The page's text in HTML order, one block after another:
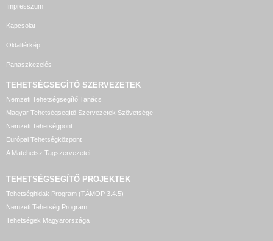
Impresszum
Kapcsolat
Oldaltérkép
Panaszkezelés
TEHETSÉGSEGÍTŐ SZERVEZETEK
Nemzeti Tehetségsegítő Tanács
Magyar Tehetségsegítő Szervezetek Szövetsége
Nemzeti Tehetségpont
Európai Tehetségközpont
A Matehetsz Tagszervezetei
TEHETSÉGSEGÍTŐ PROJEKTEK
Tehetséghidak Program (TÁMOP 3.4.5)
Nemzeti Tehetség Program
Tehetségek Magyarországa